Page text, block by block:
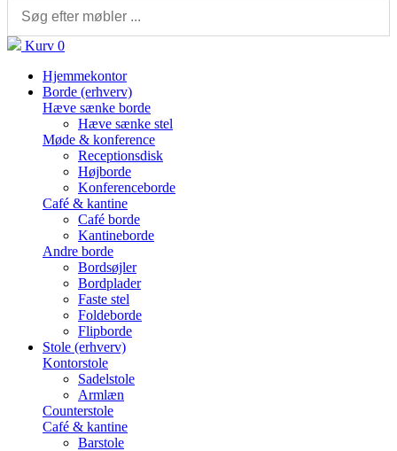
Kurv 0
Hjemmekontor
Borde (erhverv)
Hæve sænke borde
Hæve sænke stel
Møde & konference
Receptionsdisk
Højborde
Konferenceborde
Café & kantine
Café borde
Kantineborde
Andre borde
Bordsøjler
Bordplader
Faste stel
Foldeborde
Flipborde
Stole (erhverv)
Kontorstole
Sadelstole
Armlæn
Counterstole
Café & kantine
Barstole